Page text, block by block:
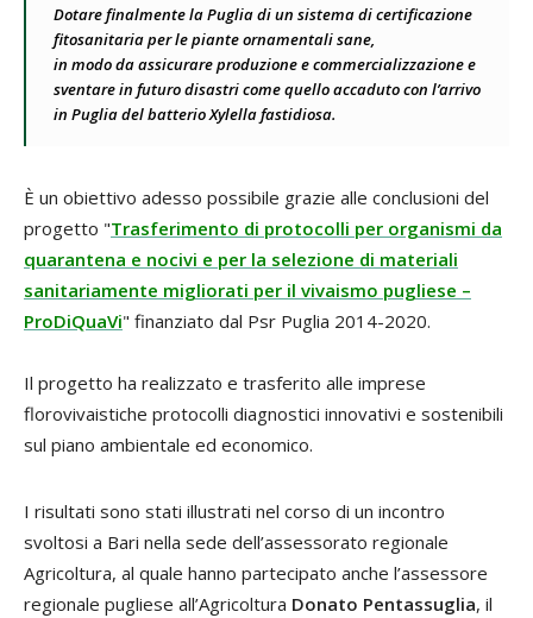
Dotare finalmente la Puglia di un sistema di certificazione
fitosanitaria per le piante ornamentali sane,
in modo da assicurare produzione e commercializzazione e
sventare in futuro disastri come quello accaduto con l’arrivo
in Puglia del batterio Xylella fastidiosa.
È un obiettivo adesso possibile grazie alle conclusioni del
progetto "Trasferimento di protocolli per organismi da
quarantena e nocivi e per la selezione di materiali
sanitariamente migliorati per il vivaismo pugliese –
ProDiQuaVi" finanziato dal Psr Puglia 2014-2020.
Il progetto ha realizzato e trasferito alle imprese
florovivaistiche protocolli diagnostici innovativi e sostenibili
sul piano ambientale ed economico.
I risultati sono stati illustrati nel corso di un incontro
svoltosi a Bari nella sede dell’assessorato regionale
Agricoltura, al quale hanno partecipato anche l’assessore
regionale pugliese all’Agricoltura Donato Pentassuglia, il